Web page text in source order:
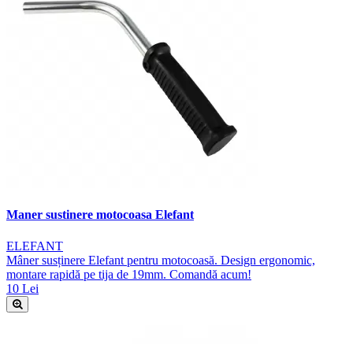
Maner sustinere motocoasa Elefant
ELEFANT
Mâner susținere Elefant pentru motocoasă. Design ergonomic,
montare rapidă pe tija de 19mm. Comandă acum!
10 Lei